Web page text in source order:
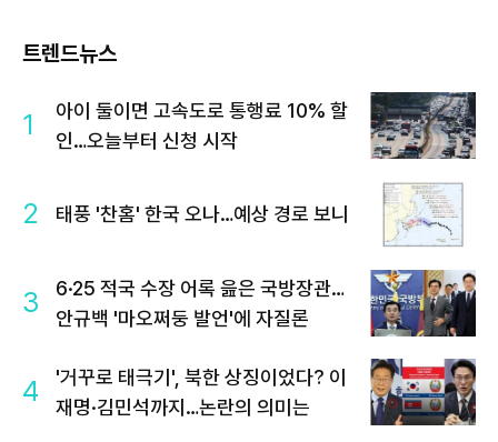
트렌드뉴스
1
아이 둘이면 고속도로 통행료 10% 할
인…오늘부터 신청 시작
2 태풍 '찬홈' 한국 오나…예상 경로 보니
3
6·25 적국 수장 어록 읊은 국방장관…
안규백 '마오쩌둥 발언'에 자질론
4
'거꾸로 태극기', 북한 상징이었다? 이
재명·김민석까지…논란의 의미는